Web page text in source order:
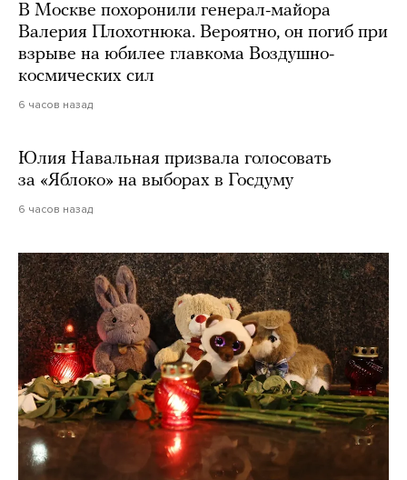
В Москве похоронили генерал-майора
Валерия Плохотнюка. Вероятно, он погиб при
взрыве на юбилее главкома Воздушно-
космических сил
6 часов назад
Юлия Навальная призвала голосовать
за «Яблоко» на выборах в Госдуму
6 часов назад